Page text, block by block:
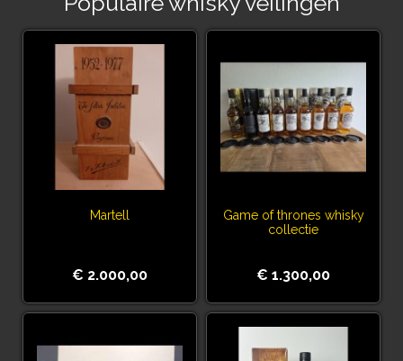
Martell
€ 2.000,00
Game of thrones whisky
collectie
€ 1.300,00